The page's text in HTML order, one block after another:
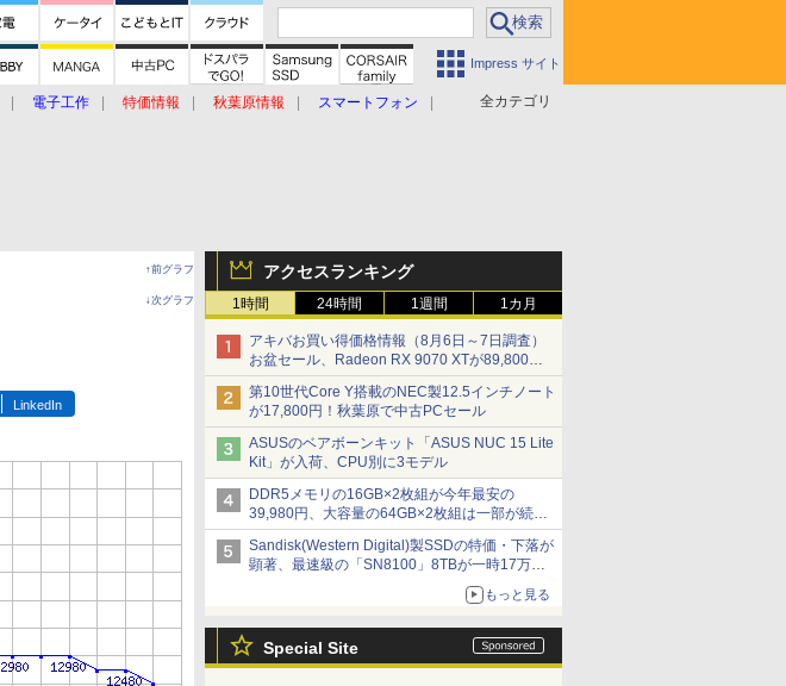
Impress サイト
全カテゴリ
電子工作 特価情報 秋葉原情報
スマートフォン
アクセスランキング
1時間 24時間 1週間 1カ月
アキバお買い得価格情報（8月6日～7日調査）
お盆セール、Radeon RX 9070 XTが89,800
円、水平周波数24.8kHz対応の17型モニターが
9,801円、暑さ指数連動セール ほか
第10世代Core Y搭載のNEC製12.5インチノート
が17,800円！秋葉原で中古PCセール
ASUSのベアボーンキット「ASUS NUC 15 Lite
Kit」が入荷、CPU別に3モデル
DDR5メモリの16GB×2枚組が今年最安の
39,980円、大容量の64GB×2枚組は一部が続騰
[8月前半のメモリ価格]
Sandisk(Western Digital)製SSDの特価・下落が
顕著、最速級の「SN8100」8TBが一時17万円
もっと見る
Special Site
↑前グラフ
↓次グラフ
LinkedIn